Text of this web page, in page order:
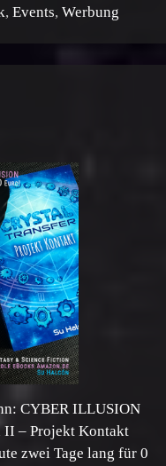
,Events,Werbung
CYBER ILLUSION
II – Projekt Kontakt
zwei Tage lang für 0